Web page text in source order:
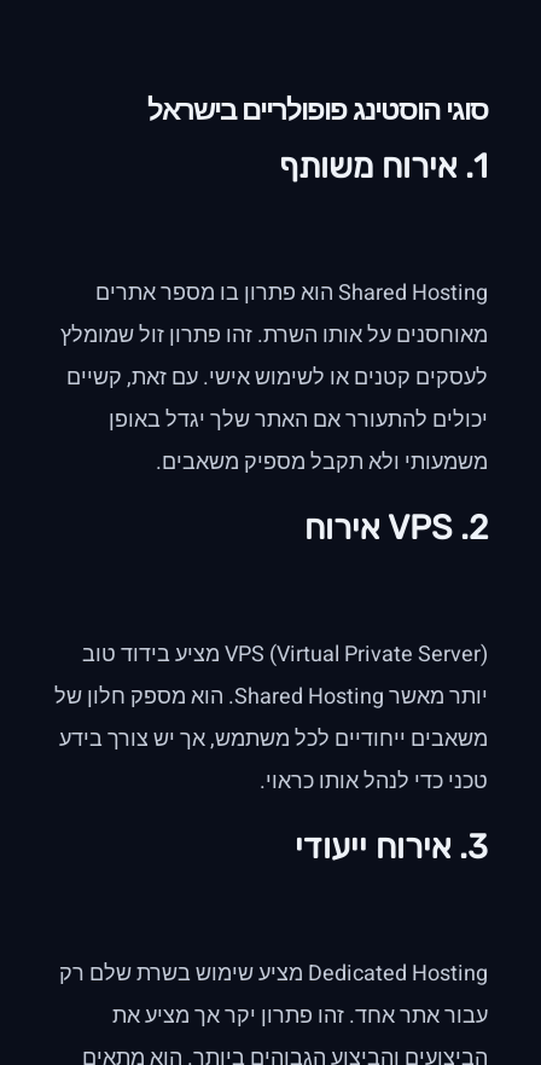
סוגי הוסטינג פופולריים בישראל
1. אירוח משותף
Shared Hosting הוא פתרון בו מספר אתרים
מאוחסנים על אותו השרת. זהו פתרון זול שמומלץ
לעסקים קטנים או לשימוש אישי. עם זאת, קשיים
יכולים להתעורר אם האתר שלך יגדל באופן
משמעותי ולא תקבל מספיק משאבים.
2. VPS אירוח
VPS (Virtual Private Server) מציע בידוד טוב
יותר מאשר Shared Hosting. הוא מספק חלון של
משאבים ייחודיים לכל משתמש, אך יש צורך בידע
טכני כדי לנהל אותו כראוי.
3. אירוח ייעודי
Dedicated Hosting מציע שימוש בשרת שלם רק
עבור אתר אחד. זהו פתרון יקר אך מציע את